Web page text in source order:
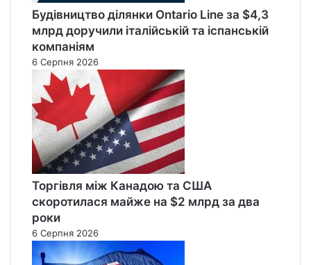
Будівництво ділянки Ontario Line за $4,3
млрд доручили італійській та іспанській
компаніям
6 Серпня 2026
Торгівля між Канадою та США
скоротилася майже на $2 млрд за два
роки
6 Серпня 2026